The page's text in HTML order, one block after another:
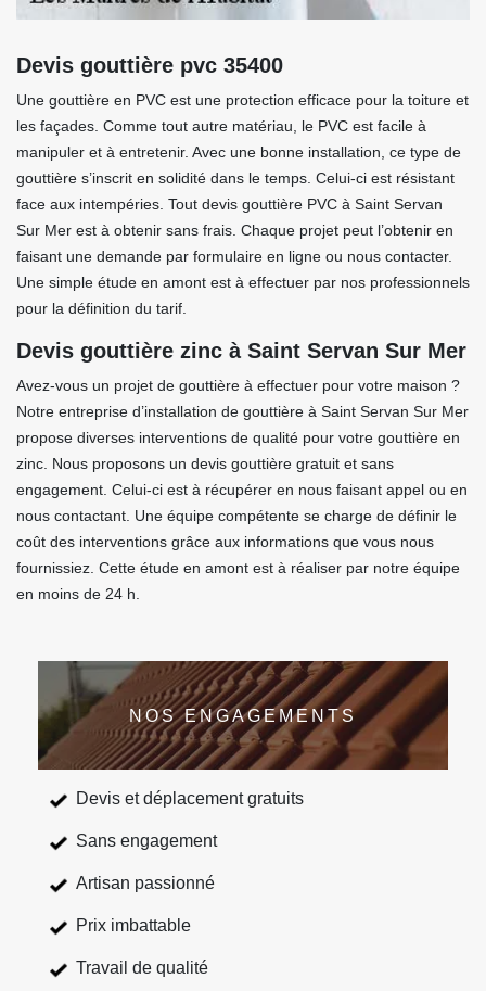
Devis gouttière pvc 35400
Une gouttière en PVC est une protection efficace pour la toiture et
les façades. Comme tout autre matériau, le PVC est facile à
manipuler et à entretenir. Avec une bonne installation, ce type de
gouttière s’inscrit en solidité dans le temps. Celui-ci est résistant
face aux intempéries. Tout devis gouttière PVC à Saint Servan
Sur Mer est à obtenir sans frais. Chaque projet peut l’obtenir en
faisant une demande par formulaire en ligne ou nous contacter.
Une simple étude en amont est à effectuer par nos professionnels
pour la définition du tarif.
Devis gouttière zinc à Saint Servan Sur Mer
Avez-vous un projet de gouttière à effectuer pour votre maison ?
Notre entreprise d’installation de gouttière à Saint Servan Sur Mer
propose diverses interventions de qualité pour votre gouttière en
zinc. Nous proposons un devis gouttière gratuit et sans
engagement. Celui-ci est à récupérer en nous faisant appel ou en
nous contactant. Une équipe compétente se charge de définir le
coût des interventions grâce aux informations que vous nous
fournissiez. Cette étude en amont est à réaliser par notre équipe
en moins de 24 h.
NOS ENGAGEMENTS
Devis et déplacement gratuits
Sans engagement
Artisan passionné
Prix imbattable
Travail de qualité